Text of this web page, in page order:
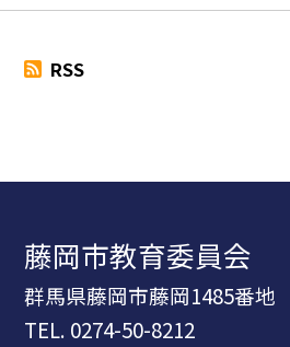
RSS
藤岡市教育委員会
群馬県藤岡市藤岡1485番地
TEL. 0274-50-8212